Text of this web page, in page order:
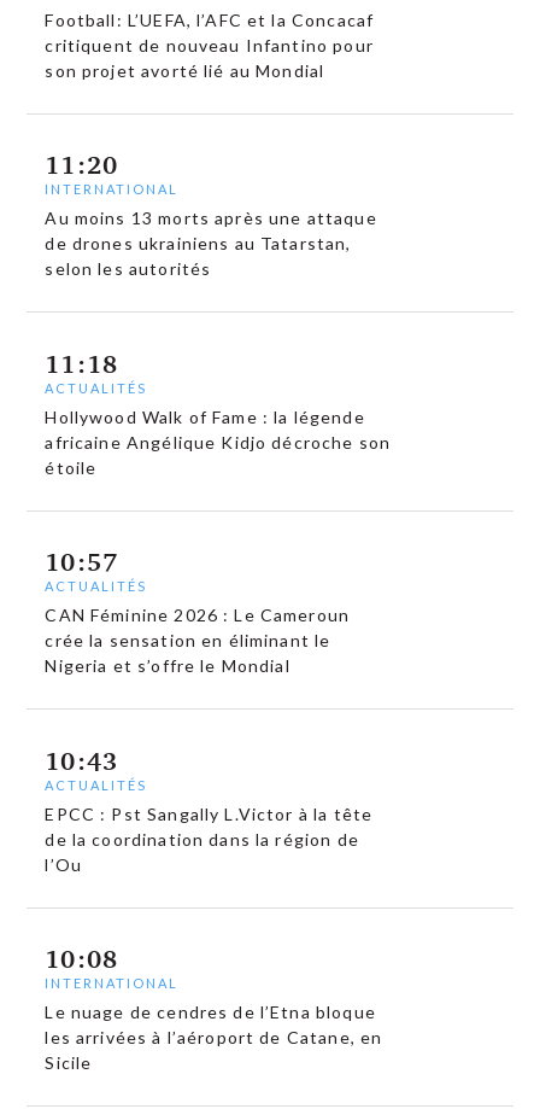
Football: L’UEFA, l’AFC et la Concacaf
critiquent de nouveau Infantino pour
son projet avorté lié au Mondial
11:20
INTERNATIONAL
Au moins 13 morts après une attaque
de drones ukrainiens au Tatarstan,
selon les autorités
11:18
ACTUALITÉS
Hollywood Walk of Fame : la légende
africaine Angélique Kidjo décroche son
étoile
10:57
ACTUALITÉS
CAN Féminine 2026 : Le Cameroun
crée la sensation en éliminant le
Nigeria et s’offre le Mondial
10:43
ACTUALITÉS
EPCC : Pst Sangally L.Victor à la tête
de la coordination dans la région de
l’Ou
10:08
INTERNATIONAL
Le nuage de cendres de l’Etna bloque
les arrivées à l’aéroport de Catane, en
Sicile